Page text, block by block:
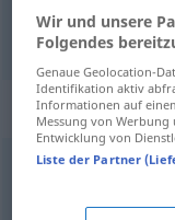
desunir zerrütten
Wir und unsere
Folgendes
Genaue Geolocation-
Identifikation aktiv
Informationen auf
Messung von
Entwicklung von
Liste der Partner